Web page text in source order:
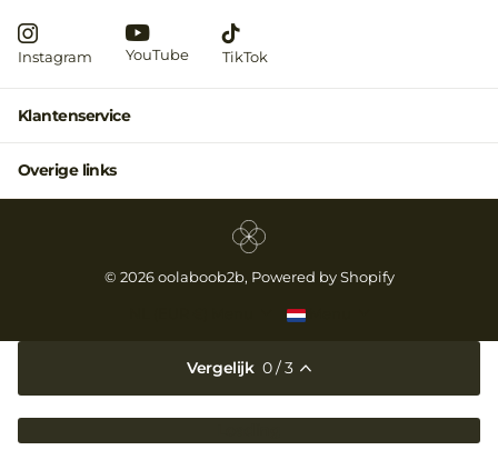
Instagram YouTube TikTok
Klantenservice
Overige links
© 2026oolaboob2b, Powered by Shopify
Vergelijk 0/ 3